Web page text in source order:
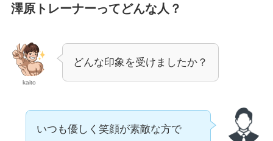
澤原トレーナーってどんな人？
kaito
どんな印象を受けましたか？
いつも優しく笑顔が素敵な方で